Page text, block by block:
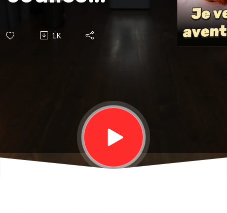
de la
Québec
(avec
1K